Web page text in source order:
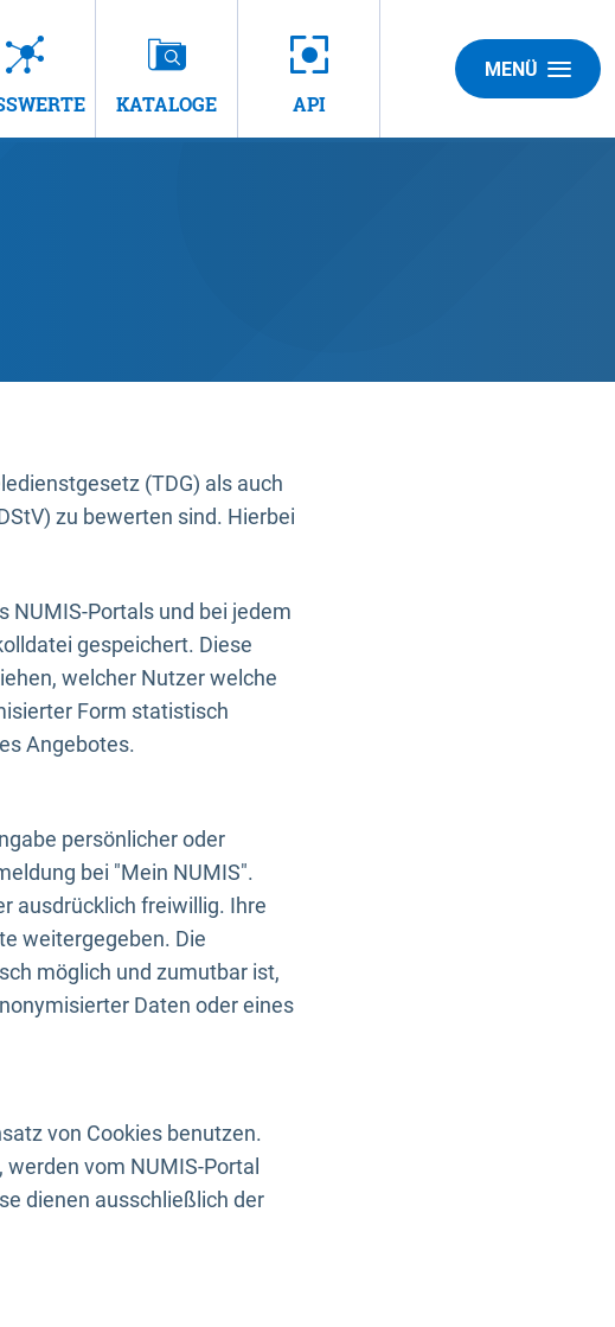
KATALOGE API
MENÜ
(TDG) als auch
zu bewerten sind. Hierbei
NUMIS-Portals und bei jedem
gespeichert. Diese
welcher Nutzer welche
Form statistisch
Angebotes.
persönlicher oder
bei "Mein NUMIS".
ausdrücklich freiwillig. Ihre
weitergegeben. Die
möglich und zumutbar ist,
Daten oder eines
von Cookies benutzen.
vom NUMIS-Portal
dienen ausschließlich der